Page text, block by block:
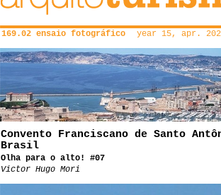
169.02 ensaio fotográfico year 15, apr.
Convento Franciscano de Santo
Brasil
Olha para o alto! #07
Victor Hugo Mori